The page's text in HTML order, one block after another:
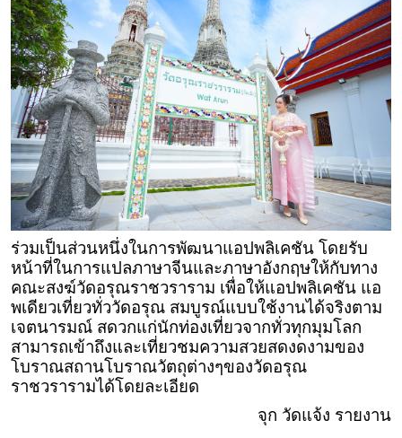
ร่วมเป็นส่วนหนึ่งในการพัฒนาแอปพลิเคชัน โดยรับ
หน้าที่ในการแปลภาษาจีนและภาษาอังกฤษให้กับทาง
คณะสงฆ์วัดอรุณราชวราราม เพื่อให้แอปพลิเคชัน แอ
พเดียวเที่ยวทั่ววัดอรุณ สมบูรณ์แบบใช้งานได้จริงตาม
เจตนารมณ์ สดวกแก่นักท่องเที่ยวจากทั่วทุกมุมโลก
สามารถเข้าถึงและเที่ยวชมความสวยสดงดงามของ
โบราณสถานโบราณวัตถุต่างๆของวัดอรุณ
ราชวรารามได้โดยละเอียด
จุก วัดแจ้ง รายงาน